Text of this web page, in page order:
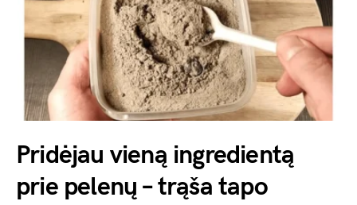
Pridėjau vieną ingredientą
prie pelenų – trąša tapo